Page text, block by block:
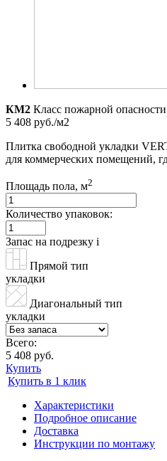
КМ2 Класс пожарной опасности
5 408 руб./м2
Плитка свободной укладки
для коммерческих помещений,
Площадь пола, м2
Количество упаковок:
Запас на подрезку i
Прямой тип
укладки
Диагональный тип
укладки
Всего:
5 408 руб.
Купить
Купить в 1 клик
Характеристики
Подробное описание
Доставка
Инструкции по монтажу